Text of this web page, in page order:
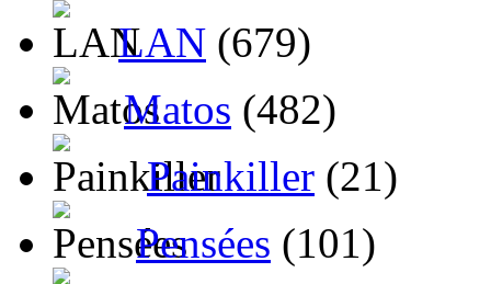
LAN (679)
Matos (482)
Painkiller (21)
Pensées (101)